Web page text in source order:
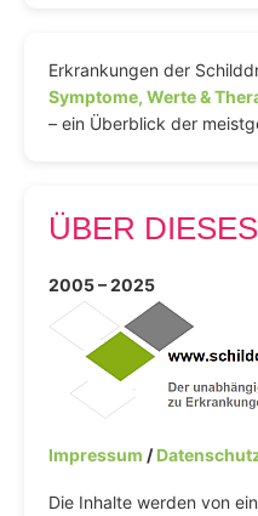
Erkrankungen der
Symptome, Werte &
– ein Überblick der
ÜBER
2005 – 2025
Impressum /
Die Inhalte werden von